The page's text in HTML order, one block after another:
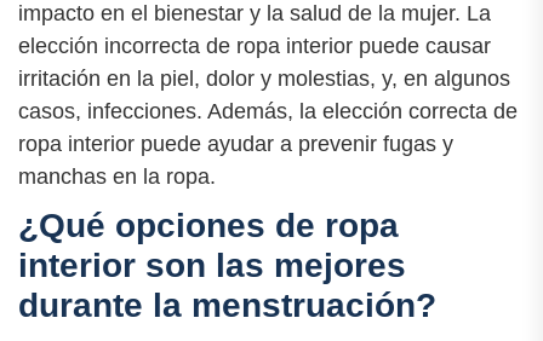
impacto en el bienestar y la salud de la mujer. La
elección incorrecta de ropa interior puede causar
irritación en la piel, dolor y molestias, y, en algunos
casos, infecciones. Además, la elección correcta de
ropa interior puede ayudar a prevenir fugas y
manchas en la ropa.
¿Qué opciones de ropa
interior son las mejores
durante la menstruación?